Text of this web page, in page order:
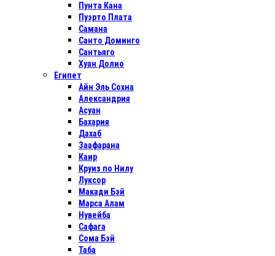
Пунта Кана
Пуэрто Плата
Самана
Санто Доминго
Сантьяго
Хуан Долио
Египет
Айн Эль Сохна
Александрия
Асуан
Бахария
Дахаб
Заафарана
Каир
Круиз по Нилу
Луксор
Макади Бэй
Марса Алам
Нувейба
Сафага
Сома Бэй
Таба